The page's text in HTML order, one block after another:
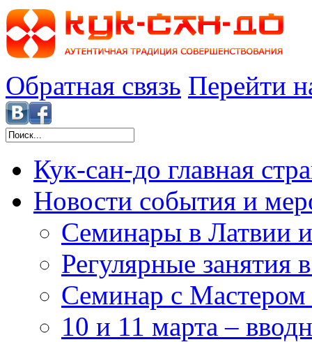
Обратная связь Перейти
Кук-сан-до главная
Новости события и
Семинары в Латвии
Регулярные занятия
Семинар с Мастером
10 и 11 марта –